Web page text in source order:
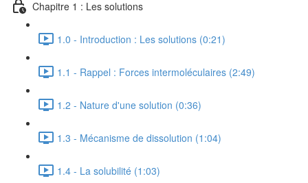
Chapitre 1 : Les solutions
1.0 - Introduction : Les solutions (0:21)
1.1 - Rappel : Forces intermoléculaires (2:49)
1.2 - Nature d'une solution (0:36)
1.3 - Mécanisme de dissolution (1:04)
1.4 - La solubilité (1:03)